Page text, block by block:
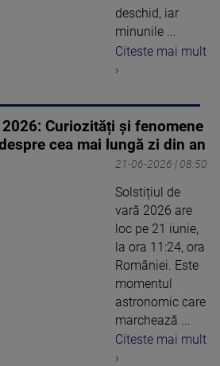
deschid, iar
minunile ...
Citeste mai mult
›
Curiozități și fenomene
cea mai lungă zi din an
21-06-2026 | 08:50
Solstițiul de
vară 2026 are
loc pe 21 iunie,
la ora 11:24, ora
României. Este
momentul
astronomic care
marchează ...
Citeste mai mult
›